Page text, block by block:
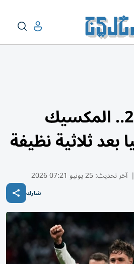
مونديال 2026.. المكسيك
ثلاثية نظيفة
| آخر تحديث:25 يونيو 07:21 2026
شارك